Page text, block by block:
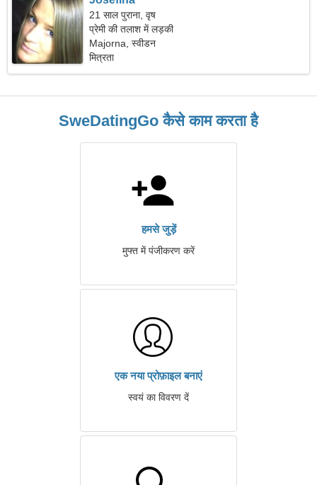
21 साल पुराना, वृष
प्रेमी की तलाश में लड़की
Majorna, स्वीडन
मित्रता
SweDatingGo कैसे काम करता है
हमसे जुड़ें
मुफ्त में पंजीकरण करें
एक नया प्रोफ़ाइल बनाएं
स्वयं का विवरण दें